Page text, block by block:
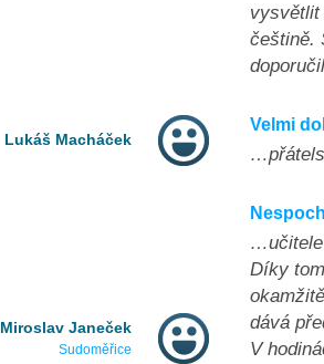
vysvětlit
češtině.
Lukáš Macháček
Velmi
Miroslav Janeček
Sudoměřice
…učitele
Díky
dává
V